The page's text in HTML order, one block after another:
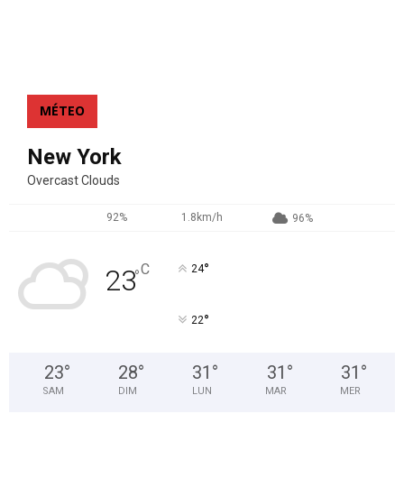
MÉTEO
New York
Overcast Clouds
92% 1.8km/h 96%
23°C 24°
22°
23°
SAM
28°
DIM
31 °
LUN
31 °
MAR
31 °
MER